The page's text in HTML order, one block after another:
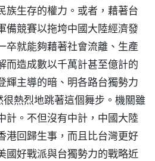
族生存的權力。或者，藉著台
備競賽以拖垮中國大陸經濟發
卒就能夠藉著社會流離、生產
而造成數以千萬計甚至億計的
輝主導的暗、明各路台獨勢力
熱烈地跳著這個舞步。機關雖
計。不但沒有中計，中國大陸
港回歸生事，而且比台灣更好
國好戰派與台獨勢力的戰略近